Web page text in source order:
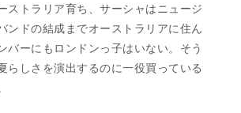
ストラリア育ち、サーシャはニュージ
ンドの結成までオーストラリアに住ん
バーにもロンドンっ子はいない。そう
らしさを演出するのに一役買っている